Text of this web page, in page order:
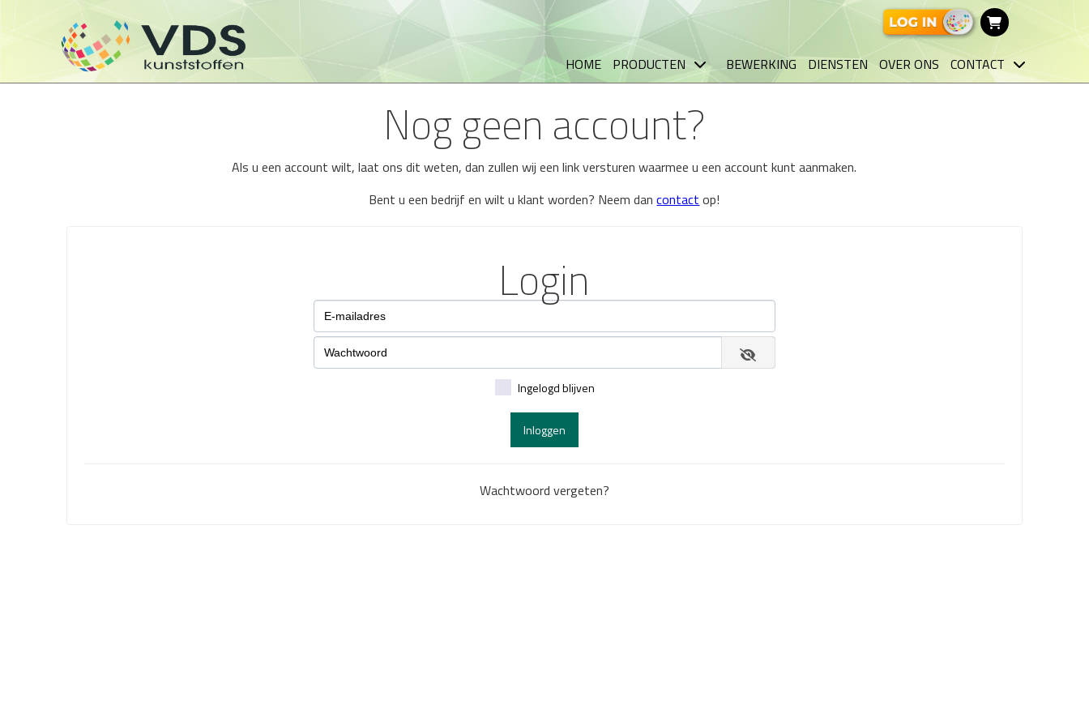
HOME PRODUCTEN BEWERKING DIENSTEN OVER ONS CONTACT
Nog geen account?
Als u een account wilt, laat ons dit weten, dan zullen wij een link versturen waarmee u een account kunt aanmaken.
Bent u een bedrijf en wilt u klant worden? Neem dancontact op!
Login
Ingelogd blijven
Inloggen
Wachtwoord vergeten?